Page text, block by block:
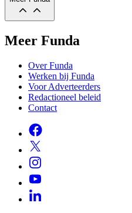
Meer Funda
Over Funda
Werken bij Funda
Voor Adverteerders
Redactioneel beleid
Contact